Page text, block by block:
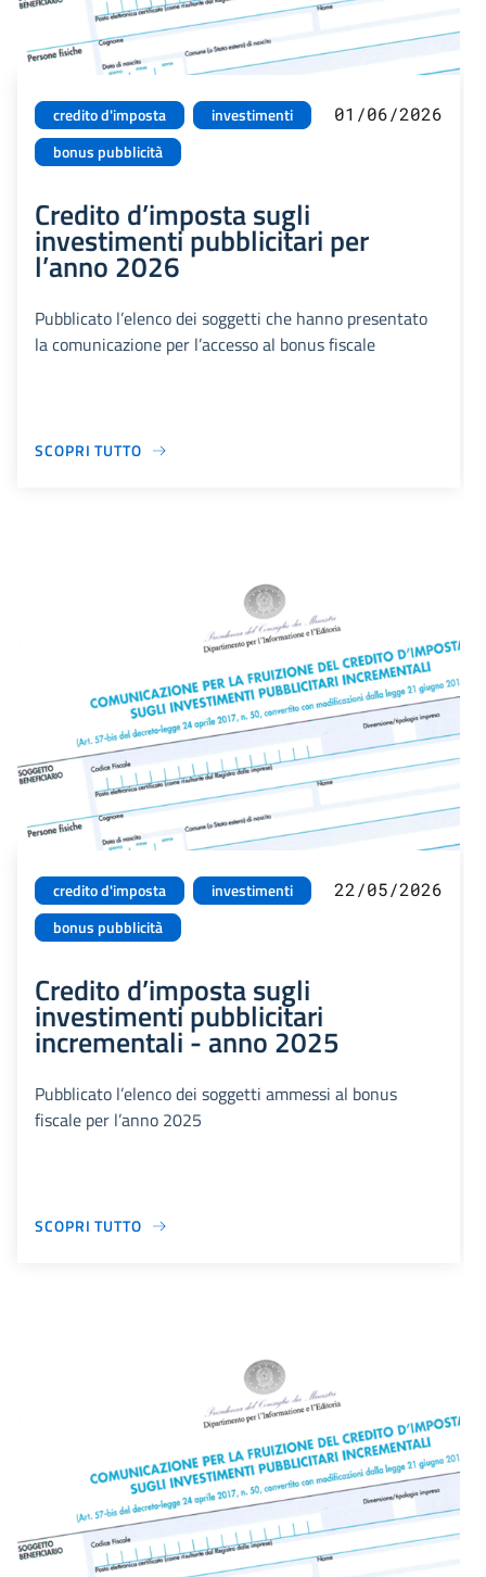
credito d'imposta
investimenti
bonus pubblicità
01/06/2026
Credito d’imposta sugli
investimenti pubblicitari per
l’anno 2026
Pubblicato l’elenco dei soggetti che hanno presentato
la comunicazione per l’accesso al bonus fiscale
SCOPRI TUTTO
credito d'imposta
investimenti
bonus pubblicità
22/05/2026
Credito d’imposta sugli
investimenti pubblicitari
incrementali - anno 2025
Pubblicato l’elenco dei soggetti ammessi al bonus
fiscale per l’anno 2025
SCOPRI TUTTO